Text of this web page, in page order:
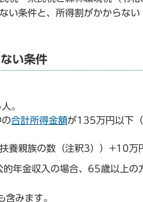
い条件と、所得割がかからない
い条件
。
合計所得金額が135万円以下（
養親族の数（注釈3））+10万
年金収入の場合、65歳以上
含みます。